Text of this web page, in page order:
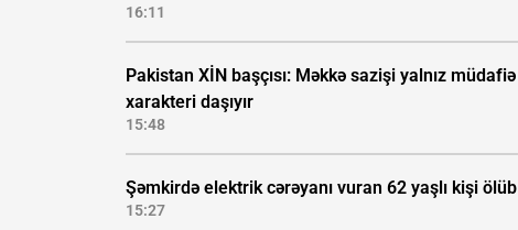
16:11
Pakistan XİN başçısı: Məkkə sazişi yalnız müdafiə
xarakteri daşıyır
15:48
Şəmkirdə elektrik cərəyanı vuran 62 yaşlı kişi ölüb
15:27